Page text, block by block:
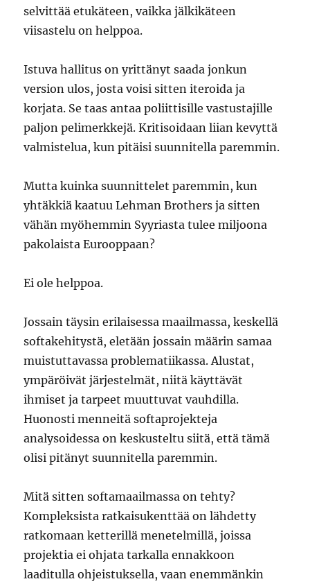
selvittää etukäteen, vaikka jälkikäteen
viisastelu on helppoa.
Istuva hallitus on yrittänyt saada jonkun
version ulos, josta voisi sitten iteroida ja
korjata. Se taas antaa poliittisille vastustajille
paljon pelimerkkejä. Kritisoidaan liian kevyttä
valmistelua, kun pitäisi suunnitella paremmin.
Mutta kuinka suunnittelet paremmin, kun
yhtäkkiä kaatuu Lehman Brothers ja sitten
vähän myöhemmin Syyriasta tulee miljoona
pakolaista Eurooppaan?
Ei ole helppoa.
Jossain täysin erilaisessa maailmassa, keskellä
softakehitystä, eletään jossain määrin samaa
muistuttavassa problematiikassa. Alustat,
ympäröivät järjestelmät, niitä käyttävät
ihmiset ja tarpeet muuttuvat vauhdilla.
Huonosti menneitä softaprojekteja
analysoidessa on keskusteltu siitä, että tämä
olisi pitänyt suunnitella paremmin.
Mitä sitten softamaailmassa on tehty?
Kompleksista ratkaisukenttää on lähdetty
ratkomaan ketterillä menetelmillä, joissa
projektia ei ohjata tarkalla ennakkoon
laaditulla ohjeistuksella, vaan enemmänkin